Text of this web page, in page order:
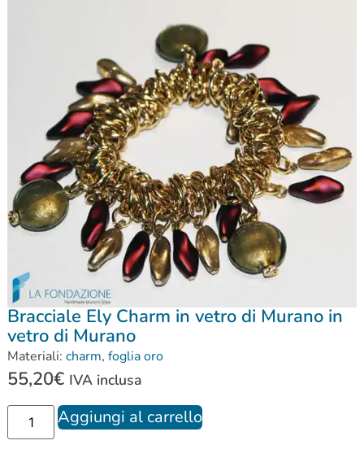
Bracciale Ely Charm in vetro di Murano in
vetro di Murano
Materiali: charm, foglia oro
55,20€ IVA inclusa
Aggiungi al carrello